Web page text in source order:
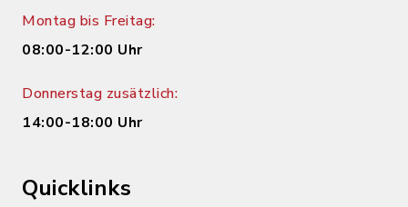
Montag bis Freitag:
08:00-12:00 Uhr
Donnerstag zusätzlich:
14:00-18:00 Uhr
Quicklinks